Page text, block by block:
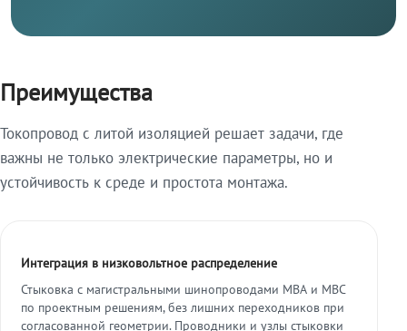
Преимущества
Токопровод с литой изоляцией решает задачи, где
важны не только электрические параметры, но и
устойчивость к среде и простота монтажа.
Интеграция в низковольтное распределение
Стыковка с магистральными шинопроводами МВА и МВС
по проектным решениям, без лишних переходников при
согласованной геометрии. Проводники и узлы стыковки